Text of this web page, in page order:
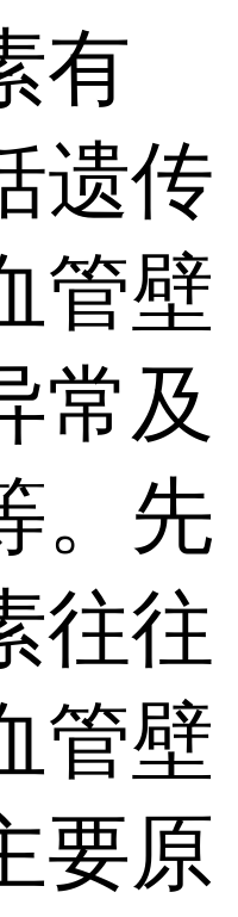
有
遗传
管壁
常及
。先
往往
管壁
要原